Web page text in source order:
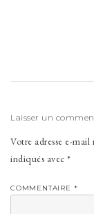
Laisser un
Votre adresse e-mail
indiqués avec *
COMMENTAIRE *